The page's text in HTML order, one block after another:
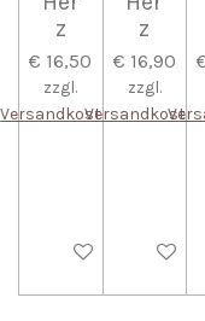
z
€ 16,50
zzgl.
Versandkosten
In den Warenkorb
z
€ 16,90
zzgl.
Versandkosten
In den